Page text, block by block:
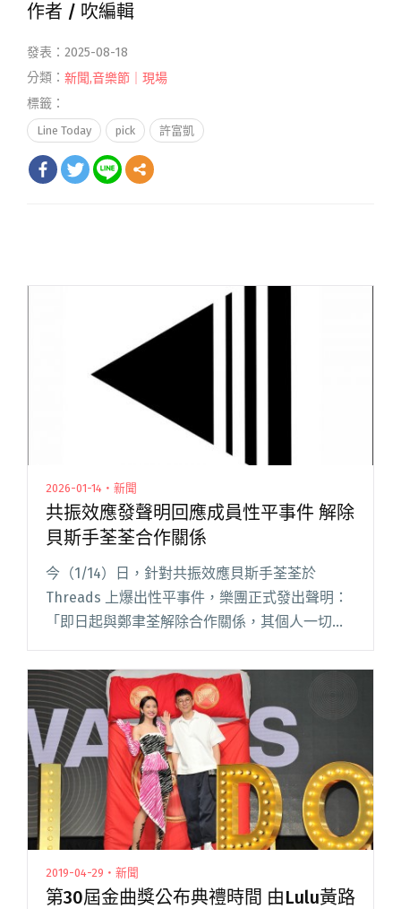
作者 / 吹編輯
發表：2025-08-18
分類： 新聞,音樂節｜現場
標籤：
Line Today pick 許富凱
2026-01-14・新聞
共振效應發聲明回應成員性平事件 解除
貝斯手荃荃合作關係
今（1/14）日，針對共振效應貝斯手荃荃於
Threads 上爆出性平事件，樂團正式發出聲明：
「即日起與鄭聿荃解除合作關係，其個人一切言
行與樂團無關。共振效應未來演出編制將進行調
整，相關細節會盡快公告。」 共振效應團員平均
年齡約 17.5 閱讀全文 "共振效應發聲明回應成員
性平事件 解除貝斯手荃荃合作關係"
2019-04-29・新聞
第30屆金曲獎公布典禮時間 由Lulu黃路